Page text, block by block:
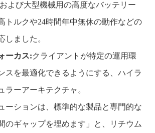
よび大型機械用の高度なバッテリー
トルクや24時間年中無休の動作などの
しました。
ーカス:クライアントが特定の運用環
スを最適化できるようにする、ハイラ
ラーアーキテクチャ。
ーションは、標準的な製品と専門的な
のギャップを埋めます」と、リチウム